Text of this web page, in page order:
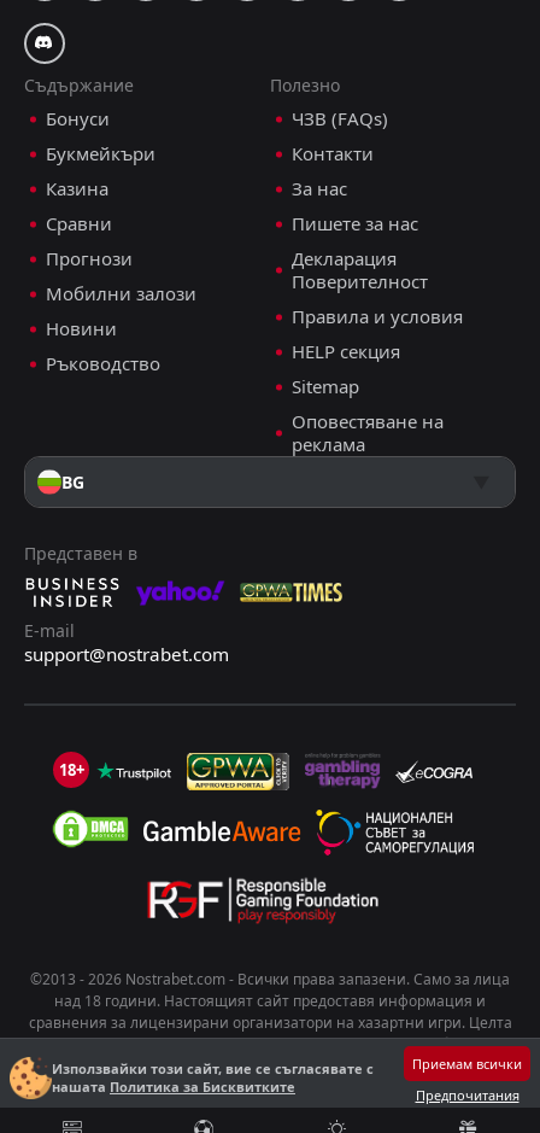
Използвайки този сайт, вие се съгласявате с
нашата Политика за Бисквитките
Приемам всички
Предпочитания
Съдържание
Бонуси
Букмейкъри
Казина
Сравни
Прогнози
Мобилни залози
Новини
Ръководство
Полезно
ЧЗВ (FAQs)
Контакти
За нас
Пишете за нас
Декларация
Поверителност
Правила и условия
HELP секция
Sitemap
Оповестяване на
реклама
BG
Представен в
E-mail
support@nostrabet.com
18+
©2013 - 2026 Nostrabet.com - Всички пpaвa зaпaзeни. Само за лица
над 18 години. Настоящият сайт предоставя информация и
сравнения за лицензирани организатори на хазартни игри. Целта
на съдържанието е да подпомогне информирания избор на
потребителите. Хазартът носи риск от развиване на зависимост.
Играйте отговорно!